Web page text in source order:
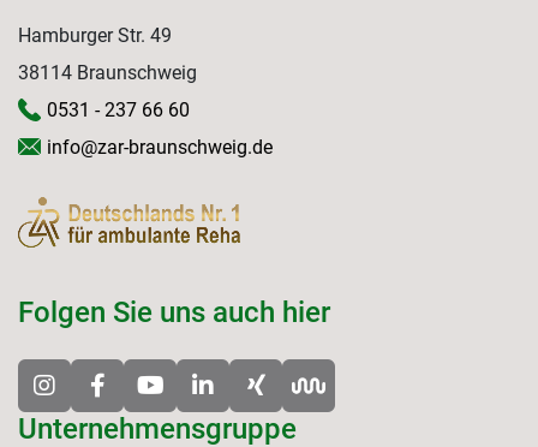
Unternehmensgruppe
Hamburger Str. 49
38114 Braunschweig
0531 - 237 66 60
info@zar-braunschweig.de
Folgen Sie uns auch hier